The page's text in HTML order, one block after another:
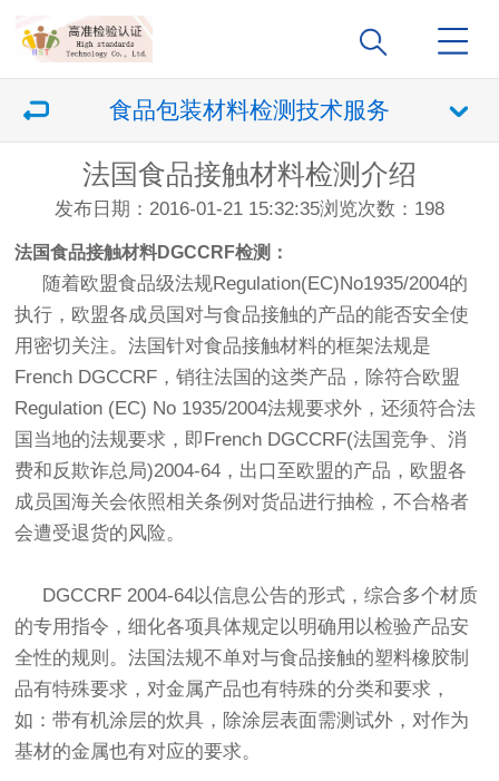
食品包装材料检测技术服务
法国食品接触材料检测介绍
发布日期：2016-01-21 15:32:35浏览次数： 198
法国食品接触材料DGCCRF检测：
随着欧盟食品级法规Regulation(EC)No1935/2004的
执行，欧盟各成员国对与食品接触的产品的能否安全使
用密切关注。法国针对食品接触材料的框架法规是
French DGCCRF，销往法国的这类产品，除符合欧盟
Regulation (EC) No 1935/2004法规要求外，还须符合法
国当地的法规要求，即French DGCCRF(法国竞争、消
费和反欺诈总局)2004-64，出口至欧盟的产品，欧盟各
成员国海关会依照相关条例对货品进行抽检，不合格者
会遭受退货的风险。
DGCCRF 2004-64以信息公告的形式，综合多个材质
的专用指令，细化各项具体规定以明确用以检验产品安
全性的规则。法国法规不单对与食品接触的塑料橡胶制
品有特殊要求，对金属产品也有特殊的分类和要求，
如：带有机涂层的炊具，除涂层表面需测试外，对作为
基材的金属也有对应的要求。